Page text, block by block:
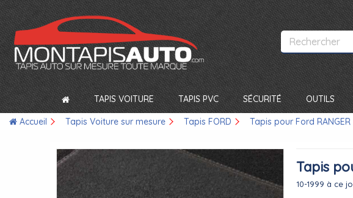
TAPIS VOITURE TAPIS PVC SÉCURITÉ OUTILS
Accueil Tapis Voiture sur mesure Tapis FORD Tapis pour Ford RANGER
Tapis
10-1999 à ce